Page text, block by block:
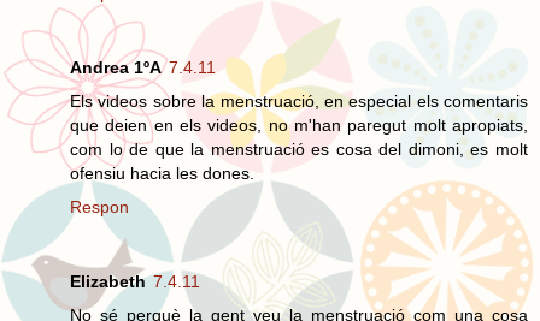
Andrea 1ºA 7.4.11
Els videos sobre la menstruació, en especial els comentaris
que deien en els videos, no m'han paregut molt apropiats,
com lo de que la menstruació es cosa del dimoni, es molt
ofensiu hacia les dones.
Respon
Elizabeth 7.4.11
No sé perquè la gent veu la menstruació com una cosa